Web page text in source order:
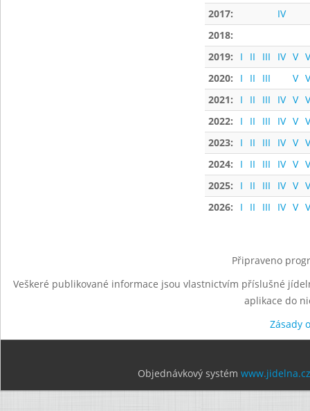
2017:
IV
2018:
2019:
I II III IV V
2020:
I II III V
2021:
I II III IV V
2022:
I II III IV V
2023:
I II III IV V
2024:
I II III IV V
2025:
I II III IV V
2026:
I II III IV V
Připraveno
Veškeré publikované informace jsou vlastnictvím příslušné
aplikace do
Zásady
Objednávkový systém www.jidelna.cz